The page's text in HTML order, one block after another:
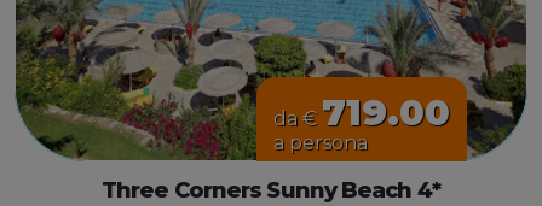
da € 719.00
a persona
Three Corners Sunny Beach 4*